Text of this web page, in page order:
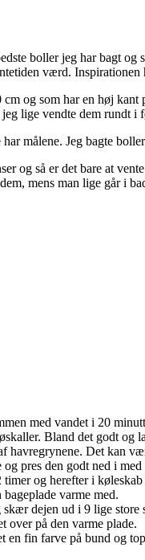
boller jeg har bagt
værd.
og som har en høj
lige vendte dem rundt
målene. Jeg bagte
og så er det bare at
mens man lige går i
med vandet i 20
Bland det godt og
havregrynene. Det kan
pres den godt ned i med
og herefter i
varme med.
dejen ud i 9 lige store
over på den varme plade.
en fin farve på bund og